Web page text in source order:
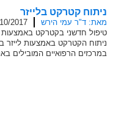
ניתוח קטרקט בלייזר
מאת: ד"ר עמי הירש
2017
טיפול חדשני בקטרקט
במרכזים הרפואיים המובילים